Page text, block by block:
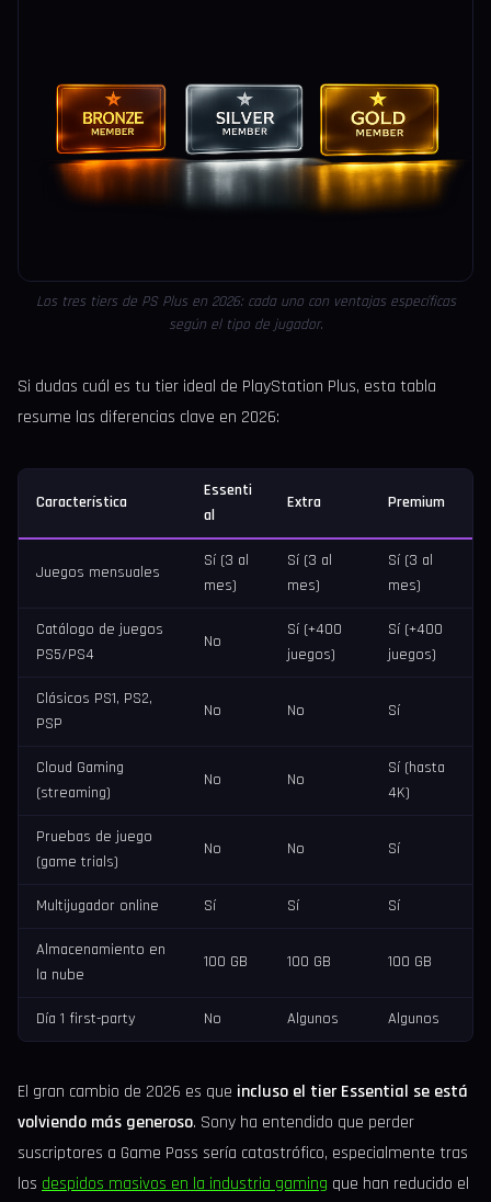
Los tres tiers de PS Plus en 2026: cada uno con ventajas específicas
según el tipo de jugador.
Si dudas cuál es tu tier ideal de PlayStation Plus, esta tabla
resume las diferencias clave en 2026:
Característica
Essenti
al
Extra Premium
Juegos mensuales
Sí (3 al
mes)
Sí (3 al
mes)
Sí (3 al
mes)
Catálogo de juegos
PS5/PS4
No
Sí (+400
juegos)
Sí (+400
juegos)
Clásicos PS1, PS2,
PSP
No No Sí
Cloud Gaming
(streaming)
No No
Sí (hasta
4K)
Pruebas de juego
(game trials)
No No Sí
Multijugador online Sí Sí Sí
Almacenamiento en
la nube
100 GB 100 GB 100 GB
Día 1 first-party No Algunos Algunos
El gran cambio de 2026 es que incluso el tier Essential se está
volviendo más generoso. Sony ha entendido que perder
suscriptores a Game Pass sería catastrófico, especialmente tras
los despidos masivos en la industria gaming que han reducido el